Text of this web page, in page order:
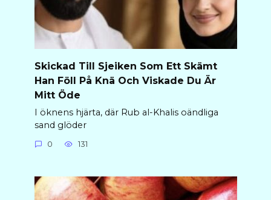
Skickad Till Sjeiken Som Ett Skämt
Han Föll På Knä Och Viskade Du Är
Mitt Öde
I öknens hjärta, där Rub al-Khalis oändliga
sand glöder
0 131